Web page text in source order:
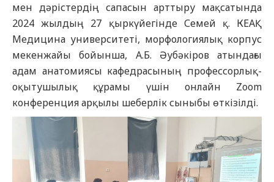
мен дәрістердің сапасын арттыру мақсатында
2024 жылдың 27 қыркүйегінде Семей қ. КЕАҚ
Медицина университеті, морфологиялық корпус
мекенжайы бойынша, А.Б. Әубәкіров атындағы
адам анатомиясы кафедрасының профессорлық-
оқытушылық құрамы үшін онлайн Zoom
конференция арқылы шеберлік сыныбы өткізілді.